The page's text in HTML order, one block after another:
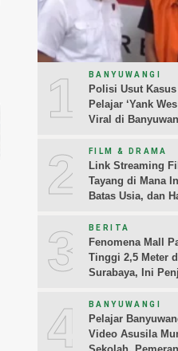
1 BANYUWANGI
Polisi Usut
Pelajar ‘Yank
Viral di
2 FILM & DRAMA
Link Streaming
Tayang di Mana
Batas Usia, dan
3 BERITA
Fenomena Mall
Tinggi 2,5 Meter
Surabaya, Ini
4 BANYUWANGI
Pelajar
Video Asusila